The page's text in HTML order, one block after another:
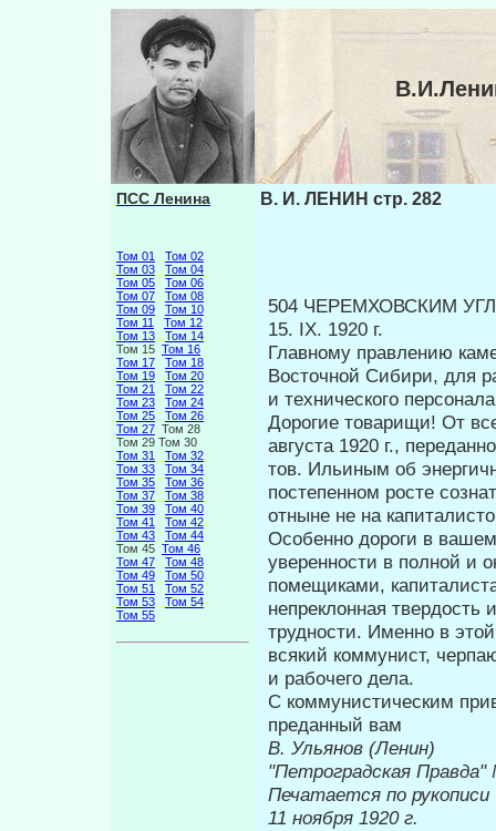
ПСС Ленина
Том 01
Том 02
Том 03
Том 04
Том 05
Том 06
Том 07
Том 08
Том 09
Том 10
Том 11
Том 12
Том 13
Том 14
Том 15 Том 16
Том 17
Том 18
Том 19
Том 20
Том 21
Том 22
Том 23
Том 24
Том 25
Том 26
Том 27 Том 28
Том 29 Том 30
Том 31
Том 32
Том 33
Том 34
Том 35
Том 36
Том 37
Том 38
Том 39
Том 40
Том 41
Том 42
Том 43
Том 44
Том 45 Том 46
Том 47
Том 48
Том 49
Том 50
Том 51
Том 52
Том 53
Том 54
Том 55
В. И. ЛЕНИН стр. 282
504 ЧЕРЕМХОВСКИМ
15. IX. 1920 г.
Главному правлению
Восточной Сибири, для
и технического
Дорогие товарищи! От
августа 1920 г.,
тов. Ильиным об
постепенном росте
отныне не на
Особенно дороги в
уверенно­сти в полной и
помещиками,
непреклонная твердость
трудности. Именно в
всякий коммунист,
и рабочего дела.
С коммунистическим
предан­ный вам
В. Ульянов (Ленин)
Печатается по рукописи
11 ноября 1920 г.